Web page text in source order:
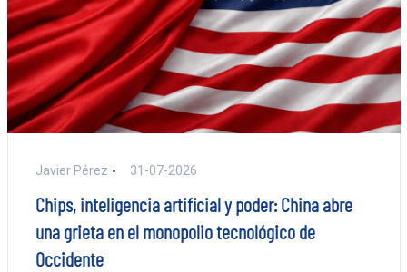
Javier Pérez 31-07-2026
Chips, inteligencia artificial y poder: China abre
una grieta en el monopolio tecnológico de
Occidente